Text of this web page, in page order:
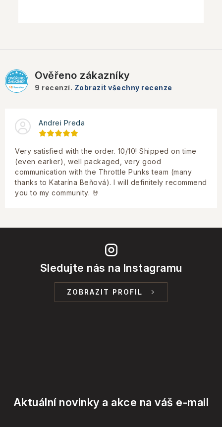
Ověřeno zákazníky
9 recenzí. Zobrazit všechny recenze
Andrei Preda
Very satisfied with the order. 10/10! Shipped on time
(even earlier), well packaged, very good
communication with the Throttle Punks team (many
thanks to Katarína Beňová). I will definitely recommend
you to my community. 🤘
Sledujte nás na Instagramu
ZOBRAZIT PROFIL
Aktuální novinky a akce na váš e-mail